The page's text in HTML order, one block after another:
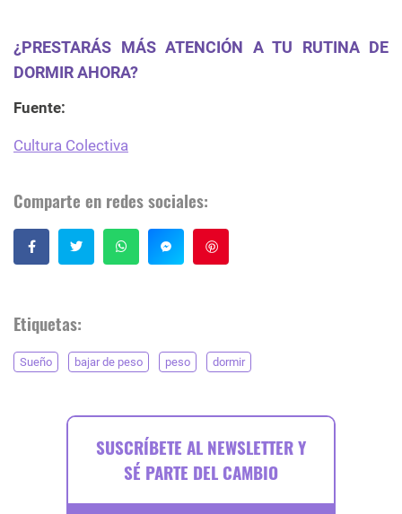
¿PRESTARÁS MÁS ATENCIÓN A TU RUTINA DE
DORMIR AHORA?
Fuente:
Cultura Colectiva
Comparte en redes sociales:
Etiquetas:
Sueño bajar de peso peso dormir
SUSCRÍBETE AL NEWSLETTER Y
SÉ PARTE DEL CAMBIO